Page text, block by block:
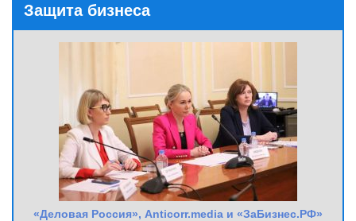
Защита бизнеса
«Деловая Россия», Anticorr.media и «ЗаБизнес.РФ»